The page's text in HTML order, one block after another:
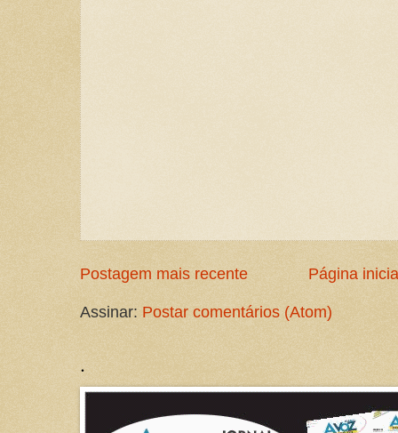
Postagem mais recente Página
Assinar: Postar comentários (Atom)
.